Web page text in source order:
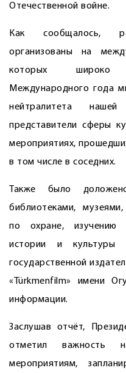
Отечественной войне.
Как сообщалось,
организованы на
которых широко
Международного года
нейтралитета
представители сферы
мероприятиях,
в том числе в соседних.
Также было
библиотеками,
по охране, изучению
истории и культуры
государственной
«Türkmenfilm» имени
информации.
Заслушав отчёт,
отметил важность
мероприятиям,